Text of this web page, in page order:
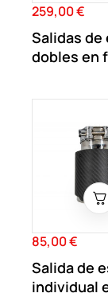
Precio
259,00 €
Salidas de
dobles en
Precio
85,00 €
Salida de
individual